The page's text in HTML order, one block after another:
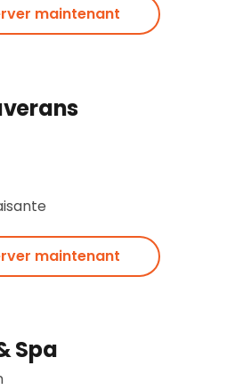
maintenant
maintenant
Spa